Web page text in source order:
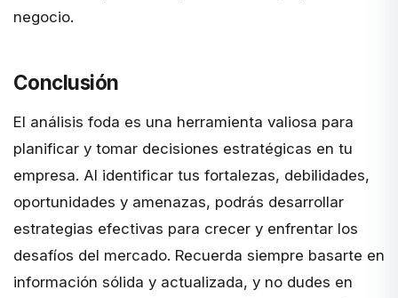
negocio.
Conclusión
El análisis foda es una herramienta valiosa para
planificar y tomar decisiones estratégicas en tu
empresa. Al identificar tus fortalezas, debilidades,
oportunidades y amenazas, podrás desarrollar
estrategias efectivas para crecer y enfrentar los
desafíos del mercado. Recuerda siempre basarte en
información sólida y actualizada, y no dudes en